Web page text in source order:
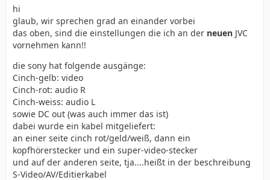
habe ist folgendes:
S-Video / AV-Eingang
S/AV INPUT(einstellung ab Werk OFF)
off:ermöglciht die Audio-/Video Signalausgabe an ein
TV-Gerät, Videorekorder usw.
A/V IN:Ermöglicht die Audio-/Video Signaleingabe über
die S/AV Anschlüsse
S. IN:Ermöglicht die Audio-/S-Video-Signaleingabe über
die S/AV-Anschlüsse.
ist das sowas??
hi
glaub, wir sprechen grad an einander vorbei
das oben, sind die einstellungen die ich an der neuen JVC
vornehmen kann!!
die sony hat folgende ausgänge:
Cinch-gelb: video
Cinch-rot: audio R
Cinch-weiss: audio L
sowie DC out (was auch immer das ist)
dabei wurde ein kabel mitgeliefert:
an einer seite cinch rot/geld/weiß, dann ein
kopfhörerstecker und ein super-video-stecker
und auf der anderen seite, tja....heißt in der beschreibung
S-Video/AV/Editierkabel